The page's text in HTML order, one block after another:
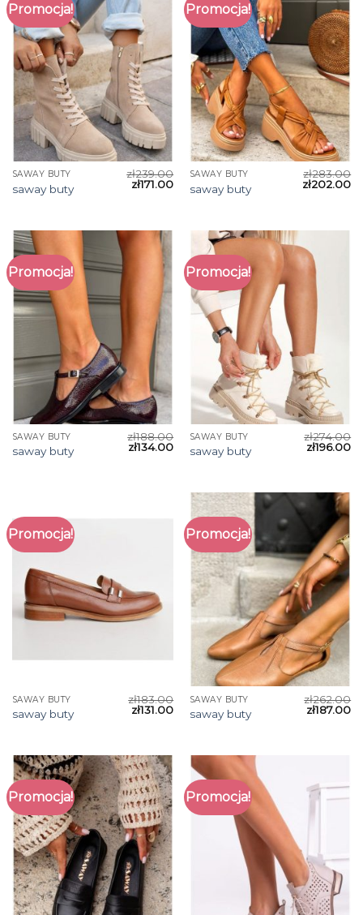
Promocja!
SAWAY BUTY
saway buty
zł239.00
zł171.00
Promocja!
SAWAY BUTY
saway buty
zł283.00
zł202.00
Promocja!
SAWAY BUTY
saway buty
zł188.00
zł134.00
Promocja!
SAWAY BUTY
saway buty
zł274.00
zł196.00
Promocja!
SAWAY BUTY
saway buty
zł183.00
zł131.00
Promocja!
SAWAY BUTY
saway buty
zł262.00
zł187.00
Promocja! Promocja!